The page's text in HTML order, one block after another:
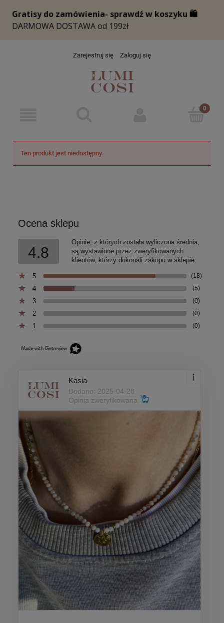
Zarejestruj się Zaloguj się
Ten produkt jest niedostępny.
Ocena sklepu
4.8
Opinie, z których została wyliczona średnia,
są wystawione przez zweryfikowanych
klientów, którzy dokonali zakupu w sklepie.
5 (18)
4 (5)
3 (0)
2 (0)
1 (0)
Kasia
Dodano: 2025-04-28
Opinia zweryfikowana